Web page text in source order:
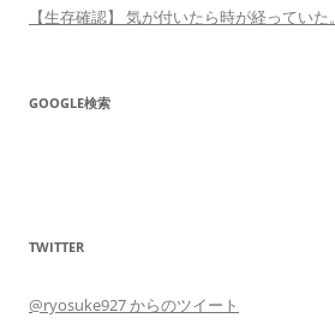
【生存確認】 気が付いたら時が経っていた。
GOOGLE検索
TWITTER
@ryosuke927 からのツイート